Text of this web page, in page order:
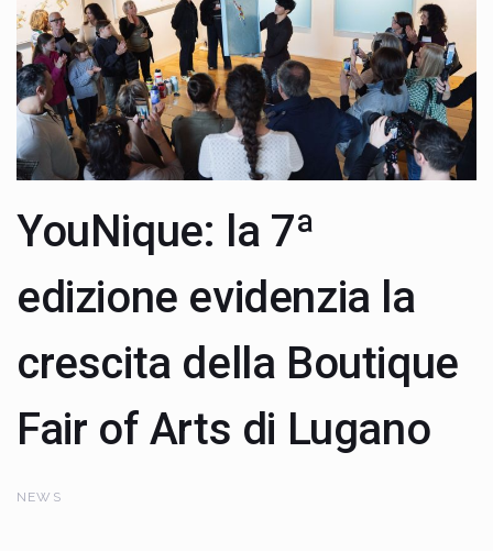
YouNique: la 7ª
edizione evidenzia la
crescita della Boutique
Fair of Arts di Lugano
NEWS